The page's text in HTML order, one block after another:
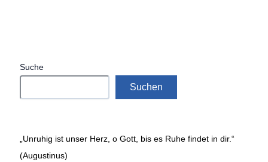
Suche
Suchen
„Unruhig ist unser Herz, o Gott, bis es Ruhe findet in dir.“
(Augustinus)